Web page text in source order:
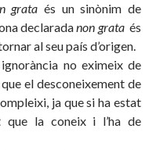
grata és un sinònim de
declaradanon grataés
al seu país d’origen.
no eximeix de
el desconeixement de
ja que si ha estat
que la coneix i l’ha de